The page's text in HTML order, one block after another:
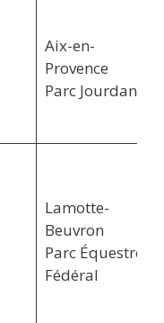
Aix-en-
Provence
Parc Jourdan
Lamotte-
Beuvron
Parc Équestre
Fédéral